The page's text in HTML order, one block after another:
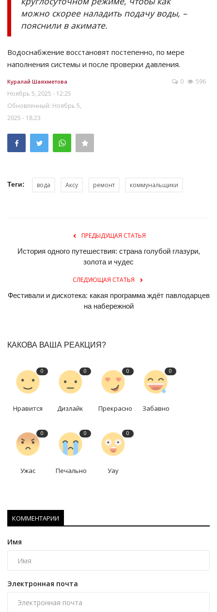
можно скорее наладить подачу воды, –
пояснили в акимате.
Водоснабжение восстановят постепенно, по мере
наполнения системы и после проверки давления.
Куралай Шаяхметова
Ноябрь 5, 2025 - 12:25
Обновленный: Ноябрь 5,
2025 - 18:23
0 596
Теги: вода Аксу ремонт коммунальщики
ПРЕДЫДУЩАЯ СТАТЬЯ
История одного путешествия: страна голубой глазури,
золота и чудес
СЛЕДУЮЩАЯ СТАТЬЯ
Фестивали и дискотека: какая программа ждёт павлодарцев
на набережной
КАКОВА ВАША РЕАКЦИЯ?
0
Нравится
0
Дизлайк
0
Прекрасно
0
Забавно
0
Ужас
0
Печально
0
Уау
КОММЕНТАРИИ
Имя
Электронная почта